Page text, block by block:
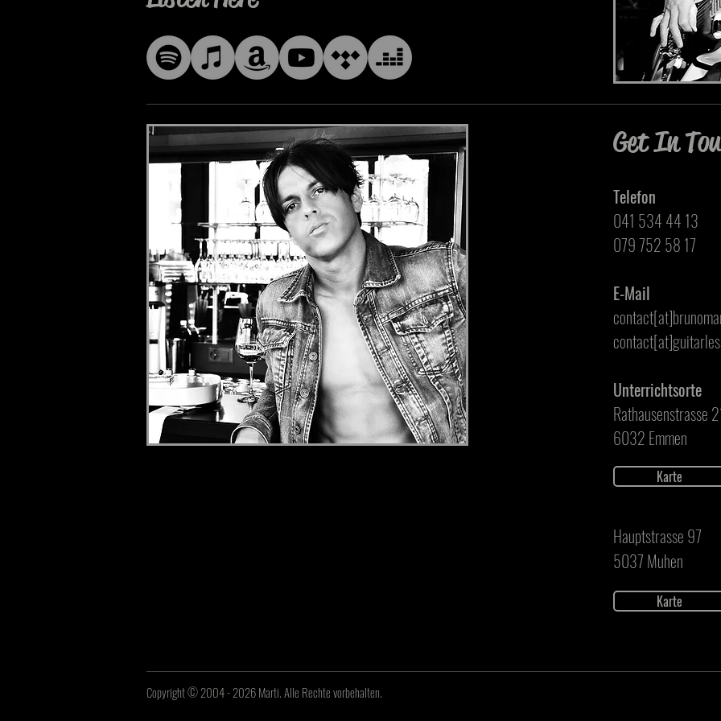
Get In
Telefon
041 534 44 13
079 752 58 17
E-Mail
Unterrichtsorte
Rathausenstrasse
6032 Emmen
Karte
Hauptstrasse 97
5037 Muhen
Karte
Copyright © 2004 - 2026 Marti. Alle Rechte vorbehalten.